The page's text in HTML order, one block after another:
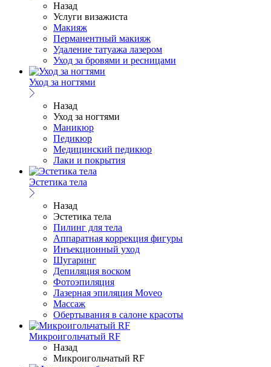
Назад
Услуги визажиста
Макияж
Перманентный макияж
Удаление татуажа лазером
Уход за бровями и ресницами
Уход за ногтями
Назад
Уход за ногтями
Маникюр
Педикюр
Медицинский педикюр
Лаки и покрытия
Эстетика тела
Назад
Эстетика тела
Пилинг для тела
Аппаратная коррекция фигуры
Инъекционный уход
Шугаринг
Депиляция воском
Фотоэпиляция
Лазерная эпиляция Moveo
Массаж
Обертывания в салоне красоты
Микроигольчатый RF
Назад
Микроигольчатый RF